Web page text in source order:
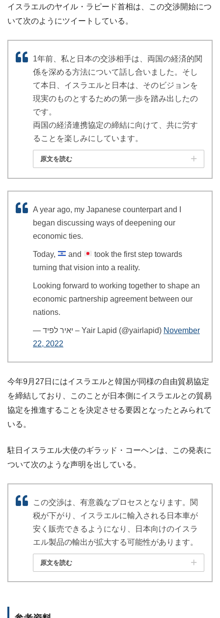
イスラエルのヤイル・ラピード首相は、この交渉開始につ
いて次のようにツイートしている。
1年前、私と日本の交渉相手は、両国の経済的関
係を深める方法について話し合いました。そし
て本日、イスラエルと日本は、そのビジョンを
現実のものとするための第一歩を踏み出したの
です。
両国の経済連携協定の締結に向けて、共に労す
ることを楽しみにしています。
原文を読む
A year ago, my Japanese counterpart and I
began discussing ways of deepening our
economic ties.
Today, and
took the first step towards
turning that vision into a reality.
Looking forward to working together to shape an
economic partnership agreement between our
nations.
— יאיר לפיד – Yair Lapid (@yairlapid) November
22, 2022
今年9月27日にはイスラエルと韓国が同様の自由貿易協定
を締結しており、このことが日本側にイスラエルとの貿易
協定を推進することを決定させる要因となったとみられて
いる。
駐日イスラエル大使のギラッド・コーヘンは、この発表に
ついて次のような声明を出している。
この交渉は、有意義なプロセスとなります。関
税が下がり、イスラエルに輸入される日本車が
安く販売できるようになり、日本向けのイスラ
エル製品の輸出が拡大する可能性があります。
原文を読む